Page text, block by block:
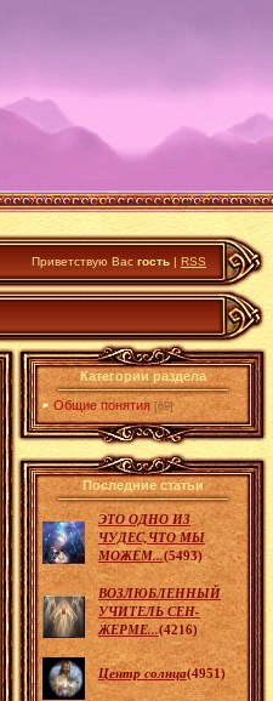
Приветствую Вас гость | RSS
Категории раздела
Общие понятия [69]
Последние статьи
ЭТО ОДНО ИЗ
ЧУДЕС,ЧТО МЫ
МОЖЕМ...(5493)
ВОЗЛЮБЛЕННЫЙ
УЧИТЕЛЬ СЕН-
ЖЕРМЕ...(4216)
Центр солнца(4951)